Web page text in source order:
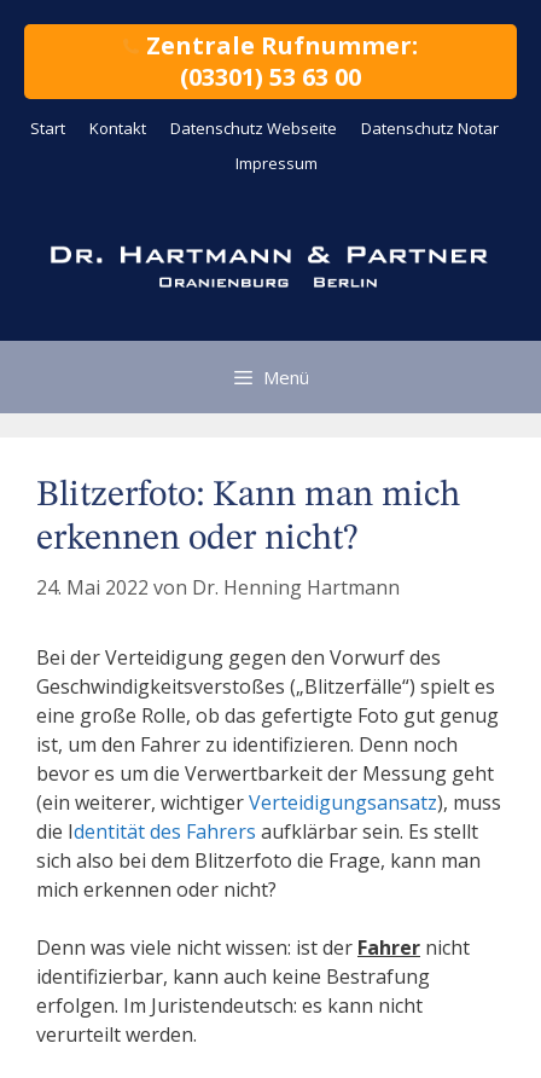
Zentrale Rufnummer:
(03301) 53 63 00
Start Kontakt Datenschutz Webseite
Datenschutz Notar
Impressum
Menü
Blitzerfoto: Kann man mich
erkennen oder nicht?
24. Mai 2022 von Dr. Henning Hartmann
Bei der Verteidigung gegen den Vorwurf des
Geschwindigkeitsverstoßes („Blitzerfälle“) spielt es
eine große Rolle, ob das gefertigte Foto gut genug
ist, um den Fahrer zu identifizieren. Denn noch
bevor es um die Verwertbarkeit der Messung geht
(ein weiterer, wichtigerVerteidigungsansatz), muss
die Identität des Fahrers aufklärbar sein. Es stellt
sich also bei dem Blitzerfoto die Frage, kann man
mich erkennen oder nicht?
Denn was viele nicht wissen: ist der Fahrer nicht
identifizierbar, kann auch keine Bestrafung
erfolgen. Im Juristendeutsch: es kann nicht
verurteilt werden.